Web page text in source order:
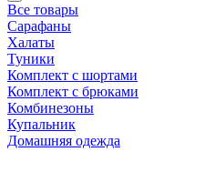
Все товары
Сарафаны
Халаты
Туники
Комплект с шортами
Комплект с брюками
Комбинезоны
Купальник
Домашняя одежда